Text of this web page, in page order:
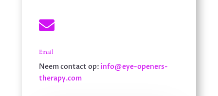

Email
Neem contact op: info@eye-openers-
therapy.com